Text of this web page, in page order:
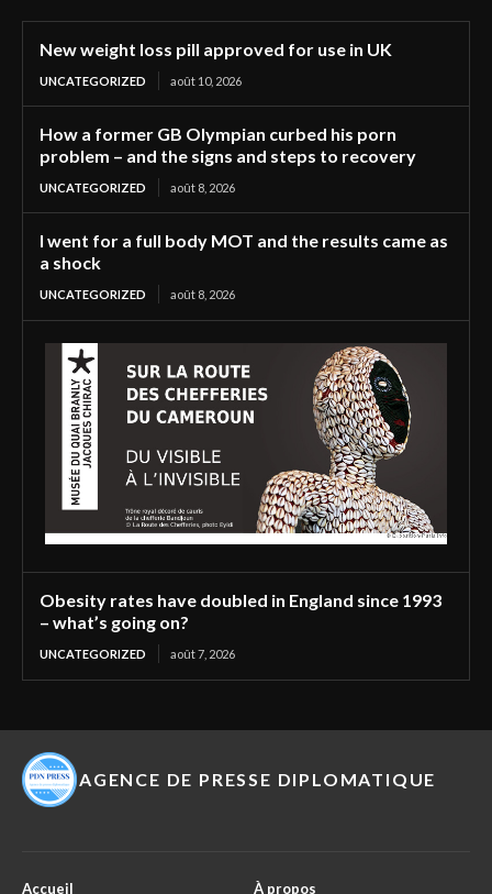
New weight loss pill approved for use in UK
UNCATEGORIZED août 10, 2026
How a former GB Olympian curbed his porn
problem – and the signs and steps to recovery
UNCATEGORIZED août 8, 2026
I went for a full body MOT and the results came as
a shock
UNCATEGORIZED août 8, 2026
Obesity rates have doubled in England since 1993
– what’s going on?
UNCATEGORIZED août 7, 2026
AGENCE DE PRESSE DIPLOMATIQUE
Accueil À propos